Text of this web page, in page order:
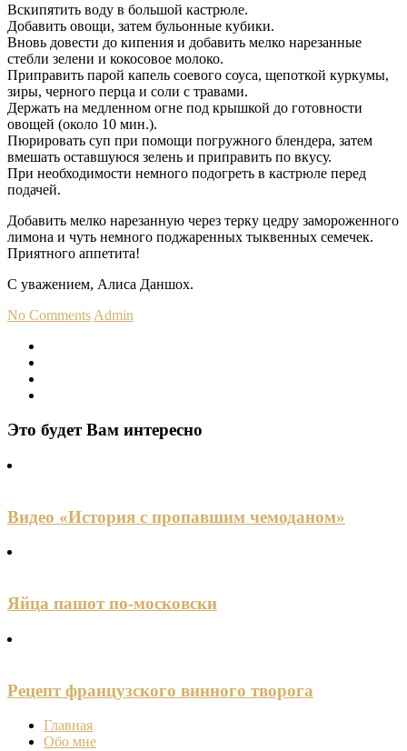
Вскипятить воду в большой кастрюле.
Добавить овощи, затем бульонные кубики.
Вновь довести до кипения и добавить мелко нарезанные
стебли зелени и кокосовое молоко.
Приправить парой капель соевого соуса, щепоткой куркумы,
зиры, черного перца и соли с травами.
Держать на медленном огне под крышкой до готовности
овощей (около 10 мин.).
Пюрировать суп при помощи погружного блендера, затем
вмешать оставшуюся зелень и приправить по вкусу.
При необходимости немного подогреть в кастрюле перед
подачей.
Добавить мелко нарезанную через терку цедру замороженного
лимона и чуть немного поджаренных тыквенных семечек.
Приятного аппетита!
С уважением, Алиса Даншох.
No Comments Admin
Это будет Вам интересно
Видео «История с пропавшим чемоданом»
Яйца пашот по-московски
Рецепт французского винного творога
Главная
Обо мне